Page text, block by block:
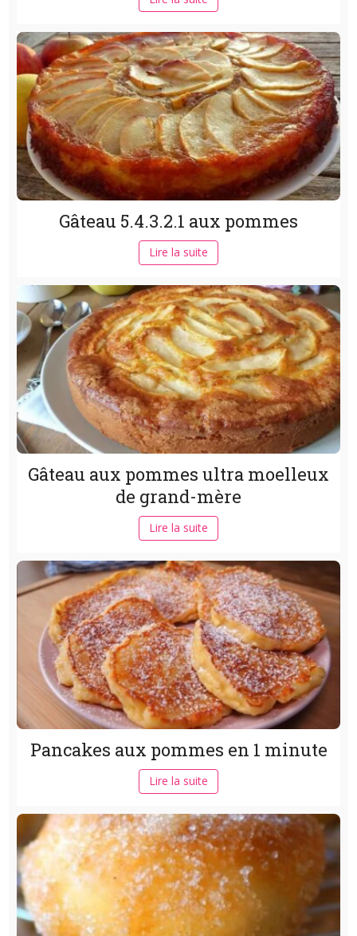
Gâteau 5.4.3.2.1 aux pommes
Lire la suite
Gâteau aux pommes ultra moelleux
de grand-mère
Lire la suite
Pancakes aux pommes en 1 minute
Lire la suite